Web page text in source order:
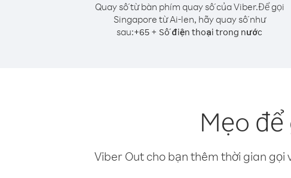
Quay số từ bàn phím quay số của Viber.Để gọi
Singapore từ Ai-len, hãy quay số như
sau:+65 + Số điện thoại trong nước
Mẹo
Viber Out cho bạn thêm thời gian